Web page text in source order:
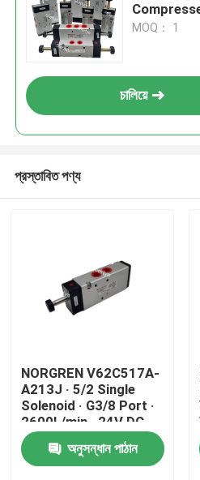
বাড়ি
MOQ： 1
চালিয়ে
প্রস্তাবিত পণ্য
NORGREN V62C517A-
A213J · 5/2 Single
Solenoid · G3/8 Port ·
2600L/min · 24V DC ·
2W Low Power · Push
Locked · Aluminium
অনুসন্ধান পাঠান